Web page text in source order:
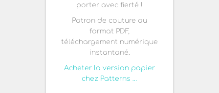
porter avec fierté !
Patron de couture au
format PDF,
téléchargement numérique
instantané.
Acheter la version papier
chez Patterns …